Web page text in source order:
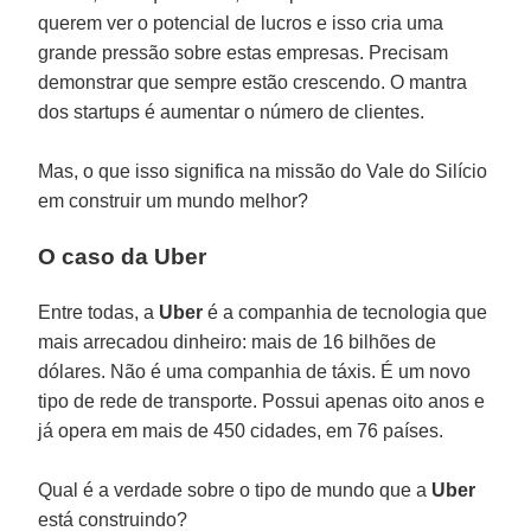
querem ver o potencial de lucros e isso cria uma
grande pressão sobre estas empresas. Precisam
demonstrar que sempre estão crescendo. O mantra
dos startups é aumentar o número de clientes.
Mas, o que isso significa na missão do Vale do Silício
em construir um mundo melhor?
O caso da Uber
Entre todas, a Uber é a companhia de tecnologia que
mais arrecadou dinheiro: mais de 16 bilhões de
dólares. Não é uma companhia de táxis. É um novo
tipo de rede de transporte. Possui apenas oito anos e
já opera em mais de 450 cidades, em 76 países.
Qual é a verdade sobre o tipo de mundo que a Uber
está construindo?